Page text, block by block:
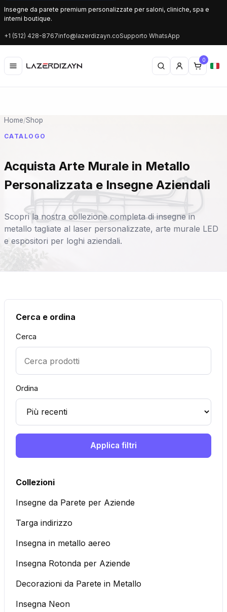
Insegne da parete premium personalizzate per saloni, cliniche, spa e
interni boutique.
+1 (512) 428-8767info@lazerdizayn.coSupporto WhatsApp
0
Home/Shop
CATALOGO
Acquista Arte Murale in Metallo
Personalizzata e Insegne Aziendali
Scopri la nostra collezione completa di insegne in
metallo tagliate al laser personalizzate, arte murale LED
e espositori per loghi aziendali.
Cerca e ordina
Cerca
Ordina
Applica filtri
Collezioni
Insegne da Parete per Aziende
Targa indirizzo
Insegna in metallo aereo
Insegna Rotonda per Aziende
Decorazioni da Parete in Metallo
Insegna Neon